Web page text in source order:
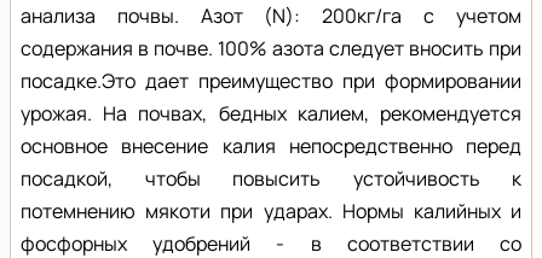
анализа почвы. Азот (N): 200кг/га с учетом
содержания в почве. 100% азота следует вносить при
посадке.Это дает преимущество при формировании
урожая. На почвах, бедных калием, рекомендуется
основное внесение калия непосредственно перед
посадкой, чтобы повысить устойчивость к
потемнению мякоти при ударах. Нормы калийных и
фосфорных удобрений - в соответствии со